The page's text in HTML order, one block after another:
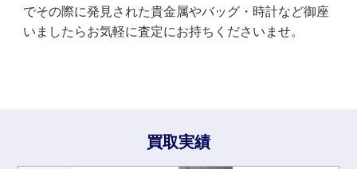
でその際に発見された貴金属やバッグ・時計など御座
いましたらお気軽に査定にお持ちくださいませ。
買取実績